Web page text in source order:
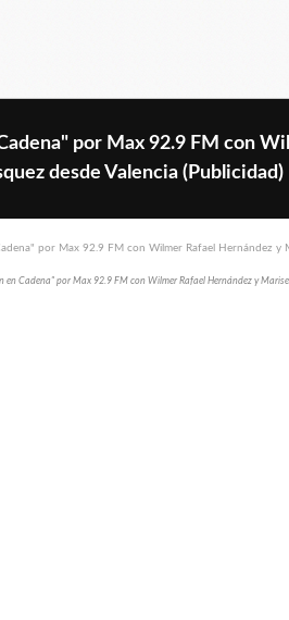
por Max 92.9 FM con
desde Valencia (Publicidad)
en Cadena" por Max 92.9 FM con Wilmer Rafael Hernández y